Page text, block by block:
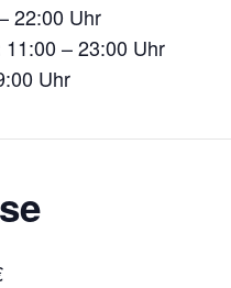
22:00 Uhr
11:00 – 23:00 Uhr
Uhr